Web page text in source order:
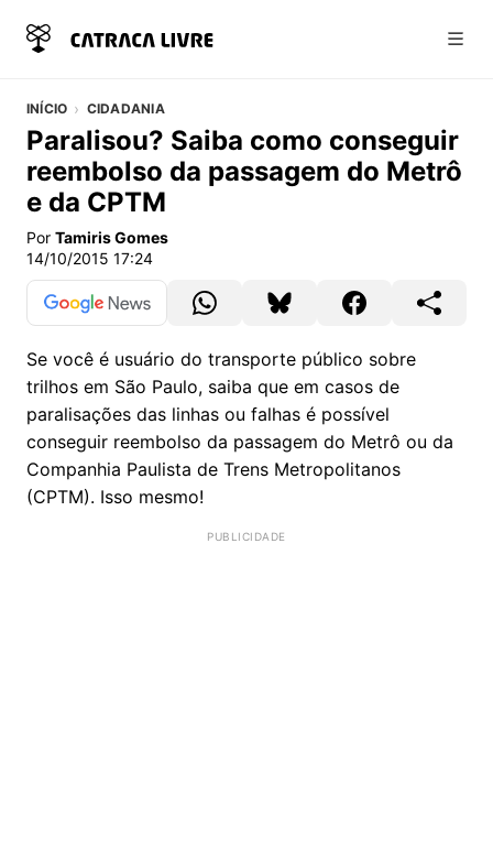
INÍCIO CIDADANIA
Paralisou? Saiba como conseguir
reembolso da passagem do Metrô
e da CPTM
Por Tamiris Gomes
14/10/2015 17:24
Se você é usuário do transporte público sobre
trilhos em São Paulo, saiba que em casos de
paralisações das linhas ou falhas é possível
conseguir reembolso da passagem do Metrô ou da
Companhia Paulista de Trens Metropolitanos
(CPTM). Isso mesmo!